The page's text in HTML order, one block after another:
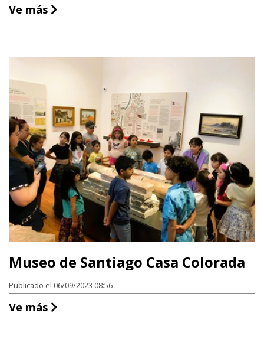
Ve más Casa Museo Fundación Artesanías de
Museo de Santiago Casa Colorada
Publicado el 06/09/2023 08:56
Ve más Museo de Santiago Casa Colorada